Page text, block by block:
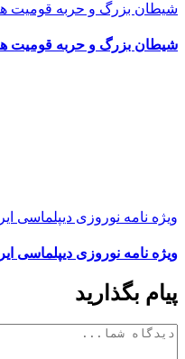
شیطان بزرگ و حربه قومیت
شیطان بزرگ و حربه قومیت
ویژه نامه نوروزی دیپلماسی
ویژه نامه نوروزی دیپلماسی
پیام بگذارید
دیدگاه